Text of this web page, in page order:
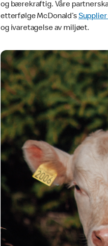
og bærekraftig. Våre
etterfølge McDonald’s
og ivaretagelse av miljøet.